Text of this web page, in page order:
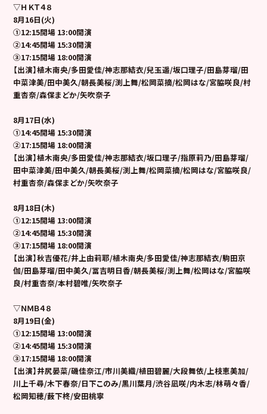
▽ＨＫＴ４８
8月16日(火)
①12:15開場 13:00開演
②14:45開場 15:30開演
③17:15開場 18:00開演
【出演】植木南央/多田愛佳/神志那結衣/兒玉遥/坂口理子/田島芽瑠/田
中菜津美/田中美久/朝長美桜/渕上舞/松岡菜摘/松岡はな/宮脇咲良/村
重杏奈/森保まどか/矢吹奈子
8月17日(水)
①14:45開場 15:30開演
②17:15開場 18:00開演
【出演】植木南央/多田愛佳/神志那結衣/坂口理子/指原莉乃/田島芽瑠/
田中菜津美/田中美久/朝長美桜/渕上舞/松岡菜摘/松岡はな/宮脇咲良/
村重杏奈/森保まどか/矢吹奈子
8月18日(木)
①12:15開場 13:00開演
②14:45開場 15:30開演
③17:15開場 18:00開演
【出演】秋吉優花/井上由莉耶/植木南央/多田愛佳/神志那結衣/駒田京
伽/田島芽瑠/田中美久/冨吉明日香/朝長美桜/渕上舞/松岡はな/宮脇咲
良/村重杏奈/本村碧唯/矢吹奈子
▽ＮＭＢ４８
8月19日(金)
①12:15開場 13:00開演
②14:45開場 15:30開演
③17:15開場 18:00開演
【出演】井尻晏菜/磯佳奈江/市川美織/植田碧麗/大段舞依/上枝恵美加/
川上千尋/木下春奈/日下このみ/黒川葉月/渋谷凪咲/内木志/林萌々香/
松岡知穂/薮下柊/安田桃寧